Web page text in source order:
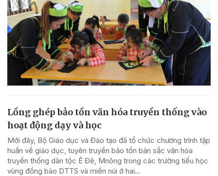
Lồng ghép bảo tồn văn hóa truyền thống vào
hoạt động dạy và học
Mới đây, Bộ Giáo dục và Đào tạo đã tổ chức chương trình tập
huấn về giáo dục, tuyên truyền bảo tồn bản sắc văn hóa
truyền thống dân tộc Ê Đê, Mnông trong các trường tiểu học
vùng đồng bào DTTS và miền núi ở hai...